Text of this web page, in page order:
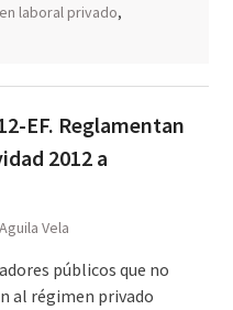
laboral privado,
EF. Reglamentan
2012 a
Vela
públicos que no
al régimen privado